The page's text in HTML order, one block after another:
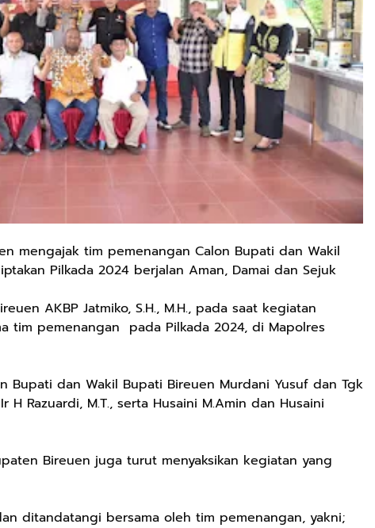
mengajak tim pemenangan Calon Bupati dan Wakil
Pilkada 2024 berjalan Aman, Damai dan Sejuk
AKBP Jatmiko, S.H., M.H., pada saat kegiatan
tim pemenangan pada Pilkada 2024, di Mapolres
Bupati dan Wakil Bupati Bireuen Murdani Yusuf dan Tgk
H Razuardi, M.T., serta Husaini M.Amin dan Husaini
Bireuen juga turut menyaksikan kegiatan yang
ditandatangi bersama oleh tim pemenangan, yakni;